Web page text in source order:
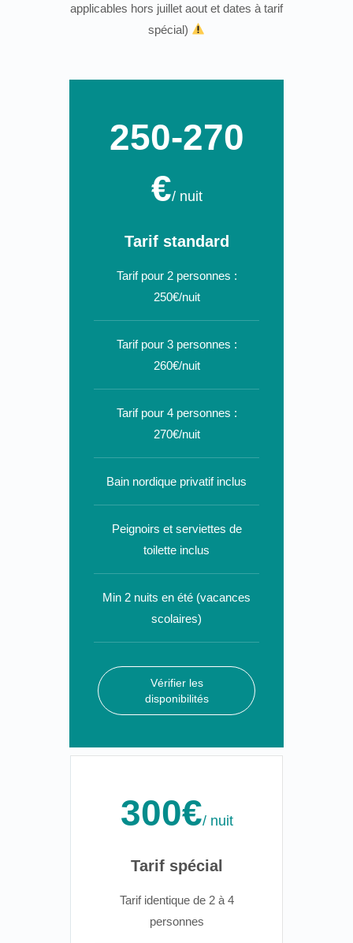
applicables hors juillet aout et dates à tarif
spécial)
250-270
€/ nuit
Tarif standard
Tarif pour 2 personnes :
250€/nuit
Tarif pour 3 personnes :
260€/nuit
Tarif pour 4 personnes :
270€/nuit
Bain nordique privatif inclus
Peignoirs et serviettes de
toilette inclus
Min 2 nuits en été (vacances
scolaires)
Vérifier les
disponibilités
300€/ nuit
Tarif spécial
Tarif identique de 2 à 4
personnes